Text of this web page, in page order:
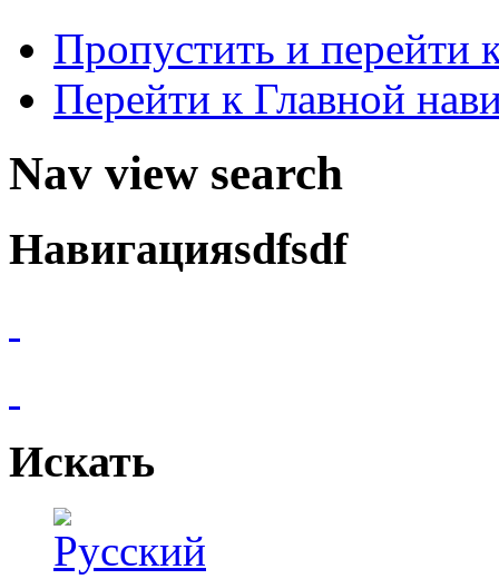
Пропустить и перейти
Перейти к Главной
Nav view search
Навигацияsdfsdf
Искать